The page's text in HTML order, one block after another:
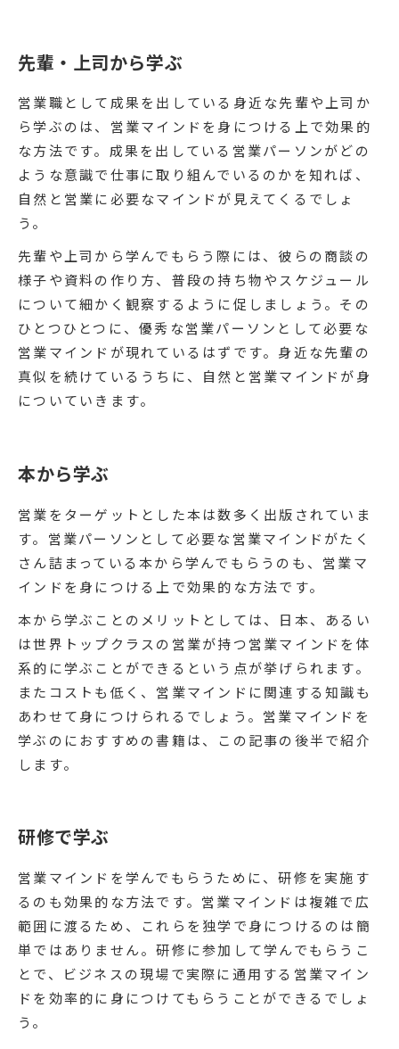
先輩・上司から学ぶ
営業職として成果を出している身近な先輩や上司か
ら学ぶのは、営業マインドを身につける上で効果的
な方法です。成果を出している営業パーソンがどの
ような意識で仕事に取り組んでいるのかを知れば、
自然と営業に必要なマインドが見えてくるでしょ
う。
先輩や上司から学んでもらう際には、彼らの商談の
様子や資料の作り方、普段の持ち物やスケジュール
について細かく観察するように促しましょう。その
ひとつひとつに、優秀な営業パーソンとして必要な
営業マインドが現れているはずです。身近な先輩の
真似を続けているうちに、自然と営業マインドが身
についていきます。
本から学ぶ
営業をターゲットとした本は数多く出版されていま
す。営業パーソンとして必要な営業マインドがたく
さん詰まっている本から学んでもらうのも、営業マ
インドを身につける上で効果的な方法です。
本から学ぶことのメリットとしては、日本、あるい
は世界トップクラスの営業が持つ営業マインドを体
系的に学ぶことができるという点が挙げられます。
またコストも低く、営業マインドに関連する知識も
あわせて身につけられるでしょう。営業マインドを
学ぶのにおすすめの書籍は、この記事の後半で紹介
します。
研修で学ぶ
営業マインドを学んでもらうために、研修を実施す
るのも効果的な方法です。営業マインドは複雑で広
範囲に渡るため、これらを独学で身につけるのは簡
単ではありません。研修に参加して学んでもらうこ
とで、ビジネスの現場で実際に通用する営業マイン
ドを効率的に身につけてもらうことができるでしょ
う。